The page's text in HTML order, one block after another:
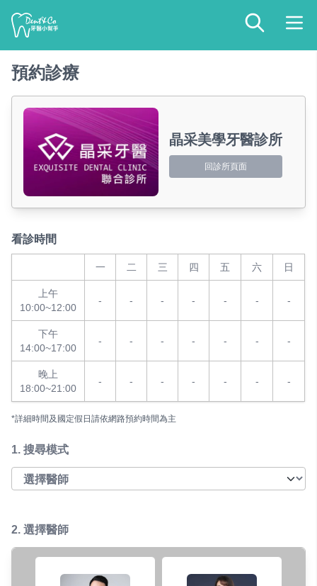
預約診療
晶采美學牙醫診所
回診所頁面
看診時間
一 二 三 四 五 六 日
上午
10:00~12:00
- - - - - - -
下午
14:00~17:00
- - - - - - -
晚上
18:00~21:00
- - - - - - -
*詳細時間及國定假日請依網路預約時間為主
1. 搜尋模式
2. 選擇醫師